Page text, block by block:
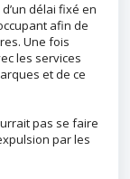
délai fixé en
afin de
Une fois
les services
et de ce
pas se faire
par les